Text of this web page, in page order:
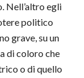
Nell’altro egli
politico
grave, su un
di coloro che
o di quello